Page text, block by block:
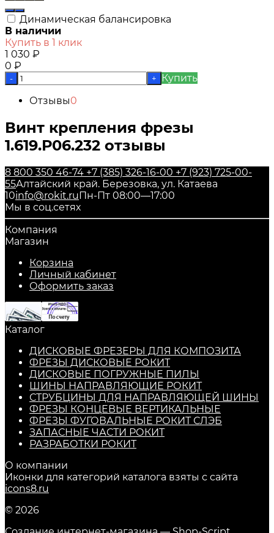
Динамическая балансировка
В наличии
Купить в 1 клик
1 030 ₽
0 ₽
- +
Купить
Отзывы0
Винт крепления фрезы
1.619.Р06.232 отзывы
8 800 350 46-74 +7 (385) 326-16-00 +7 (923) 725-00-
55Алтайский край. Березовка, ул. Катаева
10info@rokit.ruПн-Пт 08:00—17:00
Мы в соц.сетях
Компания
Магазин
Корзина
Личный кабинет
Оформить заказ
Каталог
ДИСКОВЫЕ ФРЕЗЕРЫ ДЛЯ КОМПОЗИТА
ФРЕЗЫ ДИСКОВЫЕ РОКИТ
ДИСКОВЫЕ ПОГРУЖНЫЕ ПИЛЫ
ШИНЫ НАПРАВЛЯЮЩИЕ РОКИТ
СТРУБЦИНЫ ДЛЯ НАПРАВЛЯЮЩЕЙ ШИНЫ
ФРЕЗЫ КОНЦЕВЫЕ ВЕРТИКАЛЬНЫЕ
ФРЕЗЫ ФУГОВАЛЬНЫЕ РОКИТ СЛЭБ
ЗАПАСНЫЕ ЧАСТИ РОКИТ
РАЗРАБОТКИ РОКИТ
О компании
Иконки для категорий каталога взяты с сайта
icons8.ru
© 2026